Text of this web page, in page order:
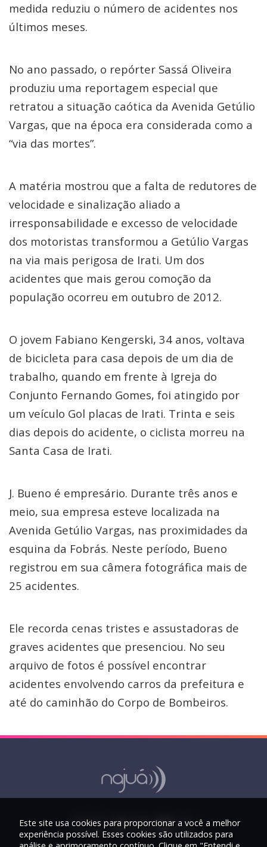
medida reduziu o número de acidentes nos
últimos meses.
No ano passado, o repórter Sassá Oliveira
produziu uma reportagem especial que
retratou a situação caótica da Avenida Getúlio
Vargas, que na época era considerada como a
“via das mortes”.
A matéria mostrou que a falta de redutores de
velocidade e sinalização aliado a
irresponsabilidade e excesso de velocidade
dos motoristas transformou a Getúlio Vargas
na via mais perigosa de Irati. Um dos
acidentes que mais gerou comoção da
população ocorreu em outubro de 2012.
O jovem Fabiano Kengerski, 34 anos, voltava
de bicicleta para casa depois de um dia de
trabalho, quando em frente à Igreja do
Conjunto Fernando Gomes, foi atingido por
um veículo Gol placas de Irati. Trinta e seis
dias depois do acidente, o ciclista morreu na
Santa Casa de Irati.
J. Bueno é empresário. Durante três anos e
meio, sua empresa esteve localizada na
Avenida Getúlio Vargas, nas proximidades da
esquina da Fobrás. Neste período, Bueno
registrou em sua câmera fotográfica mais de
25 acidentes.
Ele recorda cenas tristes e assustadoras de
graves acidentes que presenciou. No seu
arquivo de fotos é possível encontrar
acidentes envolvendo carros da prefeitura e
até do caminhão do Corpo de Bombeiros.
Este site usa cookies para proporcionar a você a melhor
experiência possível. Esses cookies são utilizados para